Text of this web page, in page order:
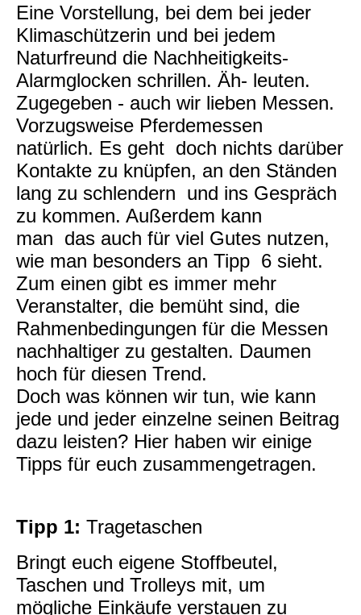
Eine Vorstellung, bei dem bei jeder
Klimaschützerin und bei jedem
Naturfreund die Nachheitigkeits-
Alarmglocken schrillen. Äh- leuten.
Zugegeben - auch wir lieben Messen.
Vorzugsweise Pferdemessen
natürlich. Es geht doch nichts darüber
Kontakte zu knüpfen, an den Ständen
lang zu schlendern und ins Gespräch
zu kommen. Außerdem kann
man das auch für viel Gutes nutzen,
wie man besonders an Tipp 6 sieht.
Zum einen gibt es immer mehr
Veranstalter, die bemüht sind, die
Rahmenbedingungen für die Messen
nachhaltiger zu gestalten. Daumen
hoch für diesen Trend.
Doch was können wir tun, wie kann
jede und jeder einzelne seinen Beitrag
dazu leisten? Hier haben wir einige
Tipps für euch zusammengetragen.
Tipp 1: Tragetaschen
Bringt euch eigene Stoffbeutel,
Taschen und Trolleys mit, um
mögliche Einkäufe verstauen zu